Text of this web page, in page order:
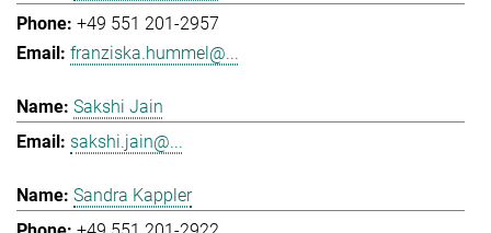
+49 551 201-2957
franziska.hummel@...
Sakshi Jain
sakshi.jain@...
Sandra Kappler